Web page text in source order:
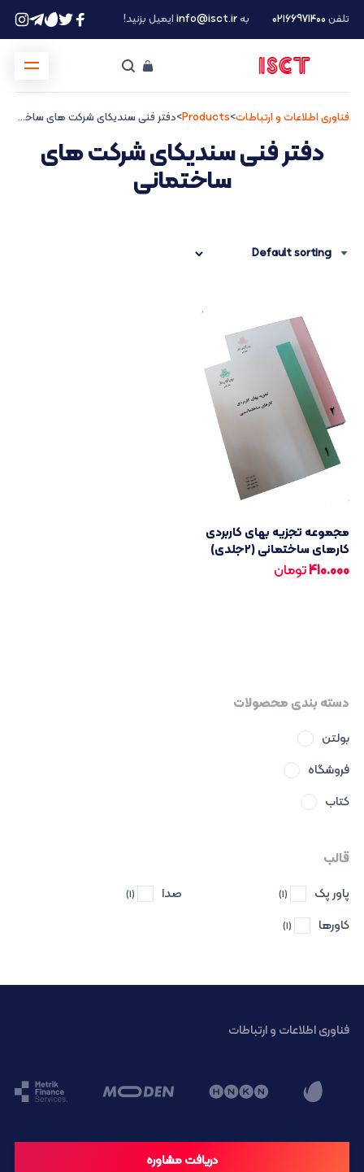
تلفن ۰۲۱66971400 بهinfo@isct.irایمیل بزنید!
فناوری اطلاعات و ارتباطات>
Products
> دفتر فنی سندیکای شرکت های ساختمانی
دفتر فنی سندیکای شرکت های
ساختمانی
مجموعه تجزیه بهای کاربردی
کارهای ساختمانی (۲جلدی)
410.000تومان
دسته بندی محصولات
بولتن
فروشگاه
کتاب
قالب
پاور پک (1) صدا (1)
کاورها (1)
فناوری اطلاعات و ارتباطات
دریافت مشاوره